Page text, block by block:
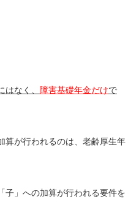
はなく、 障害基礎年金だけで
算が行われるのは、老齢厚生年
子」への加算が行われる要件を